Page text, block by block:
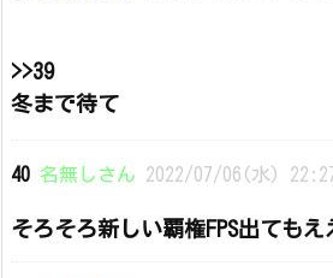
>>39
冬まで待て
40 名無しさん 2022/07/06(水)
そろそろ新しい覇権FPS出てもえ